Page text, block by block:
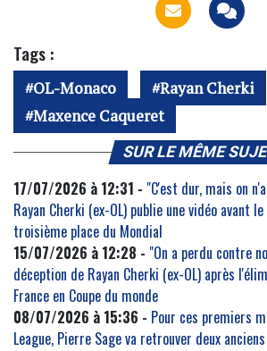
Tags :
OL-Monaco
Rayan Cherki
Maxence Caqueret
SUR LE MÊME
17/07/2026 à 12:31 - "C'est dur, mais on
Rayan Cherki (ex-OL) publie une vidéo avant
troisième place du Mondial
15/07/2026 à 12:28 - "On a perdu contre
déception de Rayan Cherki (ex-OL) après
France en Coupe du monde
08/07/2026 à 15:36 - Pour ces premiers
League, Pierre Sage va retrouver deux